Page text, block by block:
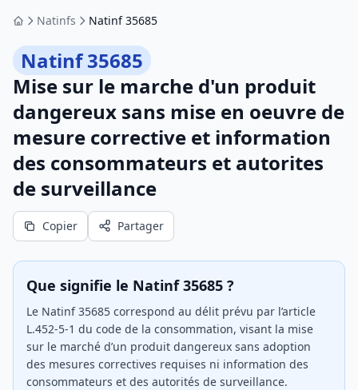
AccueilNatinfs Natinf 35685
Natinf 35685
Mise sur le marche d'un produit
dangereux sans mise en oeuvre de
mesure corrective et information
des consommateurs et autorites
de surveillance
Copier Partager
Que signifie le Natinf 35685 ?
Le Natinf 35685 correspond au délit prévu par l’article
L.452-5-1 du code de la consommation, visant la mise
sur le marché d’un produit dangereux sans adoption
des mesures correctives requises ni information des
consommateurs et des autorités de surveillance.